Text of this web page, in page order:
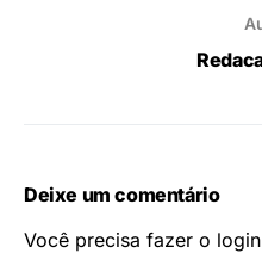
Deixe um comentário
Você precisa fazer o login